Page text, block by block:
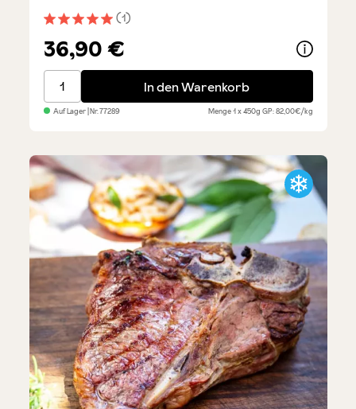
Durchschnittliche Bewertung von 5 von 5 Sternen
(1)
36,90 €
Tagliata di Manzo - Rindersteak
In den Warenkorb
Auf Lager| Nr.77289 Menge1 x 450gGP: 82,00€/kg